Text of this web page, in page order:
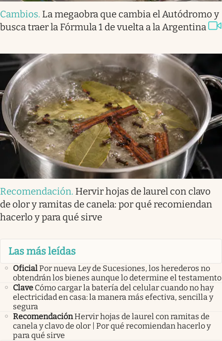
Cambios. La megaobra que cambia el Autódromo y
busca traer la Fórmula 1 de vuelta a la Argentina
Recomendación. Hervir hojas de laurel con clavo
de olor y ramitas de canela: por qué recomiendan
hacerlo y para qué sirve
Las más leídas
OficialPor nueva Ley de Sucesiones, los herederos no
obtendrán los bienes aunque lo determine el testamento
Clave Cómo cargar la batería del celular cuando no hay
electricidad en casa: la manera más efectiva, sencilla y
segura
RecomendaciónHervir hojas de laurel con ramitas de
canela y clavo de olor | Por qué recomiendan hacerlo y
para qué sirve